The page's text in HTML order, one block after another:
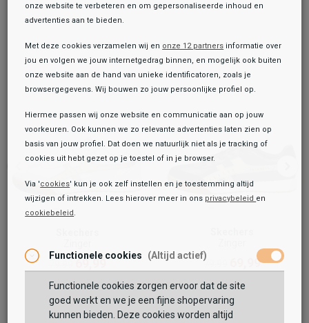
Zinger 2.0 - La Bella
79,99
Maat:
69,99
79,99
69,99
Toegevoegd aan je winkeltas!
onze website te verbeteren en om gepersonaliseerde inhoud en
advertenties aan te bieden.
Met deze cookies verzamelen wij en onze 12 partners informatie over
jou en volgen we jouw internetgedrag binnen, en mogelijk ook buiten
onze website aan de hand van unieke identificatoren, zoals je
browsergegevens. Wij bouwen zo jouw persoonlijke profiel op.
Hiermee passen wij onze website en communicatie aan op jouw
voorkeuren. Ook kunnen we zo relevante advertenties laten zien op
basis van jouw profiel. Dat doen we natuurlijk niet als je tracking of
cookies uit hebt gezet op je toestel of in je browser.
Via 'cookies' kun je ook zelf instellen en je toestemming altijd
wijzigen of intrekken. Lees hierover meer in ons privacybeleid en
cookiebeleid.
Functionele cookies (Altijd actief)
Functionele cookies zorgen ervoor dat de site
goed werkt en we je een fijne shopervaring
kunnen bieden. Deze cookies worden altijd